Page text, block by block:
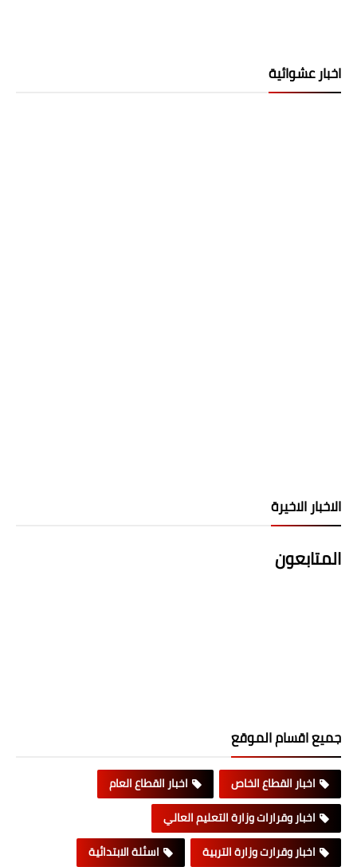
اخبار عشوائية
الاخبار الاخيرة
المتابعون
جميع اقسام الموقع
اخبار القطاع الخاص
اخبار القطاع العام
اخبار وقرارات وزارة التعليم العالي
اخبار وقرارت وزارة التربية
اسئلة الابتدائية